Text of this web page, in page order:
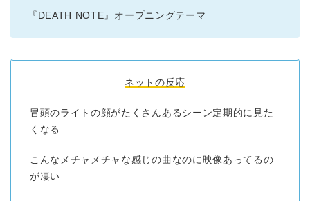
『DEATH NOTE』オープニングテーマ
ネットの反応
冒頭のライトの顔がたくさんあるシーン定期的に見た
くなる
こんなメチャメチャな感じの曲なのに映像あってるの
が凄い